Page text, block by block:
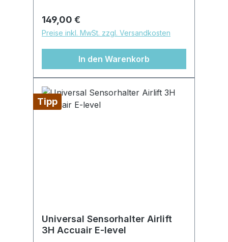
Nachbearbeitung oder Lackieren
notwendig, glatte Oberfläche
Regulärer Preis:
149,00 €
Preise inkl. MwSt. zzgl. Versandkosten
In den Warenkorb
Tipp
Universal Sensorhalter Airlift
3H Accuair E-level